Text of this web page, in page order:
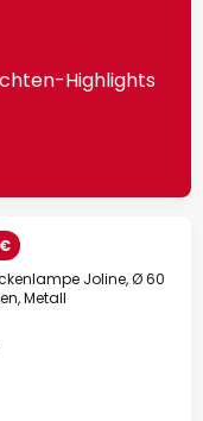
Highlights
Joline, Ø 60
Metall